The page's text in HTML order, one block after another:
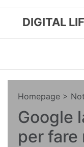
DIGITAL
Homepage >
Google
per fare